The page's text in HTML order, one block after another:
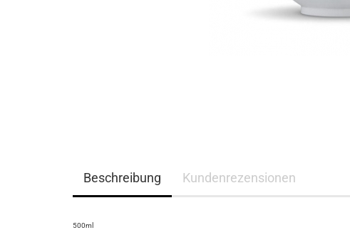
Beschreibung Kundenrezensionen
500ml